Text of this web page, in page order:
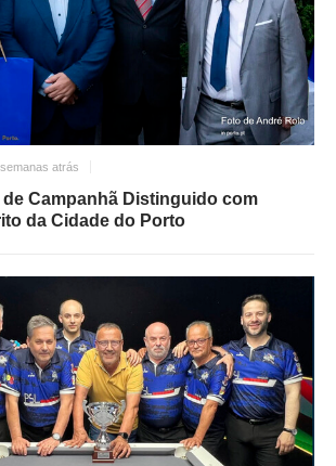
atrás
Campanhã Distinguido com
da Cidade do Porto